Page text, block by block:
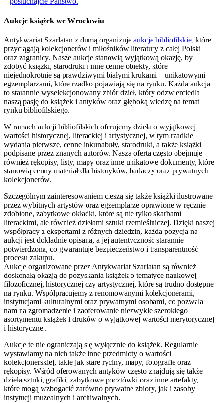
Aukcje książek we Wrocławiu
Antykwariat Szarlatan z dumą organizuje aukcje bibliofilskie, które
przyciągają kolekcjonerów i miłośników literatury z całej Polski
oraz zagranicy. Nasze aukcje stanowią wyjątkową okazję, by
zdobyć książki, starodruki i inne cenne obiekty, które
niejednokrotnie są prawdziwymi białymi krukami – unikatowymi
egzemplarzami, które rzadko pojawiają się na rynku. Każda aukcja
to starannie wyselekcjonowany zbiór dzieł, który odzwierciedla
naszą pasję do książek i antyków oraz głęboką wiedzę na temat
rynku bibliofilskiego.
W ramach aukcji bibliofilskich oferujemy dzieła o wyjątkowej
wartości historycznej, literackiej i artystycznej, w tym rzadkie
wydania pierwsze, cenne inkunabuły, starodruki, a także książki
podpisane przez znanych autorów. Nasza oferta często obejmuje
również rękopisy, listy, mapy oraz inne unikatowe dokumenty, które
stanowią cenny materiał dla historyków, badaczy oraz prywatnych
kolekcjonerów.
Szczególnym zainteresowaniem cieszą się także książki ilustrowane
przez wybitnych artystów oraz egzemplarze oprawione w ręcznie
zdobione, zabytkowe okładki, które są nie tylko skarbami
literackimi, ale również dziełami sztuki rzemieślniczej. Dzięki naszej
współpracy z ekspertami z różnych dziedzin, każda pozycja na
aukcji jest dokładnie opisana, a jej autentyczność starannie
potwierdzona, co gwarantuje bezpieczeństwo i transparentność
procesu zakupu.
Aukcje organizowane przez Antykwariat Szarlatan są również
doskonałą okazją do pozyskania książek o tematyce naukowej,
filozoficznej, historycznej czy artystycznej, które są trudno dostępne
na rynku. Współpracujemy z renomowanymi kolekcjonerami,
instytucjami kulturalnymi oraz prywatnymi osobami, co pozwala
nam na zgromadzenie i zaoferowanie niezwykle szerokiego
asortymentu książek i druków o wyjątkowej wartości merytorycznej
i historycznej.
Aukcje te nie ograniczają się wyłącznie do książek. Regularnie
wystawiamy na nich także inne przedmioty o wartości
kolekcjonerskiej, takie jak stare ryciny, mapy, fotografie oraz
rękopisy. Wśród oferowanych antyków często znajdują się także
dzieła sztuki, grafiki, zabytkowe pocztówki oraz inne artefakty,
które mogą wzbogacić zarówno prywatne zbiory, jak i zasoby
instytucji muzealnych i archiwalnych.